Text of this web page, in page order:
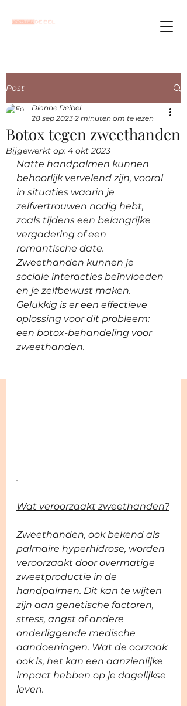
Post
Botox tegen zweethanden
Dionne Deibel
28 sep 2023 2 minuten om te lezen
Bijgewerkt op: 4 okt 2023
Natte handpalmen kunnen
behoorlijk vervelend zijn, vooral
in situaties waarin je
zelfvertrouwen nodig hebt,
zoals tijdens een belangrijke
vergadering of een
romantische date.
Zweethanden kunnen je
sociale interacties beïnvloeden
en je zelfbewust maken.
Gelukkig is er een effectieve
oplossing voor dit probleem:
een botox-behandeling voor
zweethanden.
.
Wat veroorzaakt zweethanden?
Zweethanden, ook bekend als
palmaire hyperhidrose, worden
veroorzaakt door overmatige
zweetproductie in de
handpalmen. Dit kan te wijten
zijn aan genetische factoren,
stress, angst of andere
onderliggende medische
aandoeningen. Wat de oorzaak
ook is, het kan een aanzienlijke
impact hebben op je dagelijkse
leven.